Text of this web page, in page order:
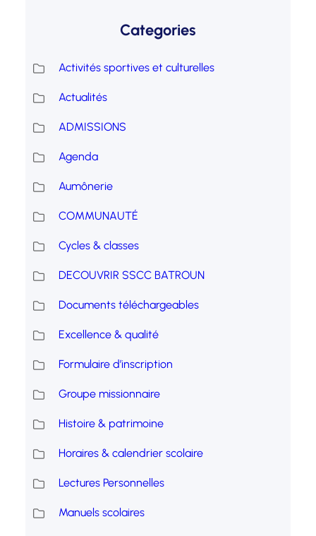
Categories
Activités sportives et culturelles
Actualités
ADMISSIONS
Agenda
Aumônerie
COMMUNAUTÉ
Cycles & classes
DECOUVRIR SSCC BATROUN
Documents téléchargeables
Excellence & qualité
Formulaire d’inscription
Groupe missionnaire
Histoire & patrimoine
Horaires & calendrier scolaire
Lectures Personnelles
Manuels scolaires